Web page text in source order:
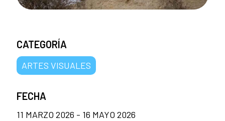
CATEGORÍA
ARTES VISUALES
FECHA
11 MARZO 2026 - 16 MAYO 2026